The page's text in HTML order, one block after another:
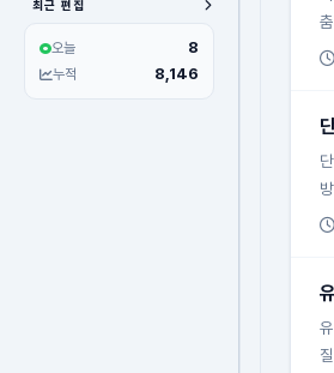
최근 편집
오늘 8
누적 8,146